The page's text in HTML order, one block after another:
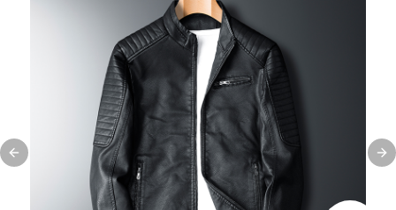
Previous slide